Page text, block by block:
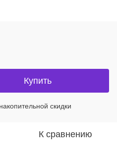
Купить
скидки
К сравнению